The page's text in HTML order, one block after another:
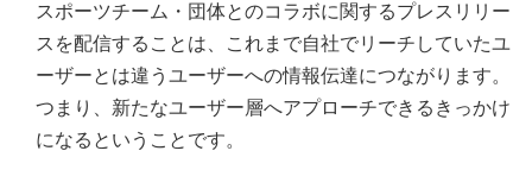
スポーツチーム・団体とのコラボに関するプレスリリー
スを配信することは、これまで自社でリーチしていたユ
ーザーとは違うユーザーへの情報伝達につながります。
つまり、新たなユーザー層へアプローチできるきっかけ
になるということです。